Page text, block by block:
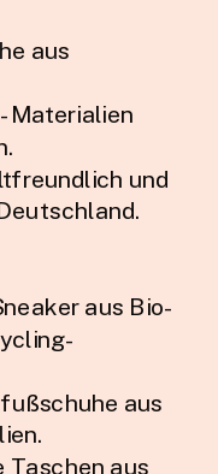
aus
Materialien
und
aus Bio-
aus
Taschen aus